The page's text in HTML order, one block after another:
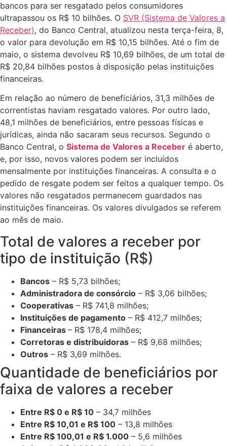
bancos para ser resgatado pelos consumidores
ultrapassou os R$ 10 bilhões. O SVR (Sistema de Valores a
Receber), do Banco Central, atualizou nesta terça-feira, 8,
o valor para devolução em R$ 10,15 bilhões. Até o fim de
maio, o sistema devolveu R$ 10,69 bilhões, de um total de
R$ 20,84 bilhões postos à disposição pelas instituições
financeiras.
Em relação ao número de beneficiários, 31,3 milhões de
correntistas haviam resgatado valores. Por outro lado,
48,1 milhões de beneficiários, entre pessoas físicas e
jurídicas, ainda não sacaram seus recursos. Segundo o
Banco Central, o Sistema de Valores a Receber é aberto,
e, por isso, novos valores podem ser incluídos
mensalmente por instituições financeiras. A consulta e o
pedido de resgate podem ser feitos a qualquer tempo. Os
valores não resgatados permanecem guardados nas
instituições financeiras. Os valores divulgados se referem
ao mês de maio.
Total de valores a receber por
tipo de instituição (R$)
Bancos – R$ 5,73 bilhões;
Administradora de consórcio – R$ 3,06 bilhões;
Cooperativas – R$ 741,8 milhões;
Instituições de pagamento – R$ 412,7 milhões;
Financeiras – R$ 178,4 milhões;
Corretoras e distribuidoras – R$ 9,68 milhões;
Outros – R$ 3,69 milhões.
Quantidade de beneficiários por
faixa de valores a receber
Entre R$ 0 e R$ 10 – 34,7 milhões
Entre R$ 10,01 e R$ 100 – 13,8 milhões
Entre R$ 100,01 e R$ 1.000 – 5,6 milhões